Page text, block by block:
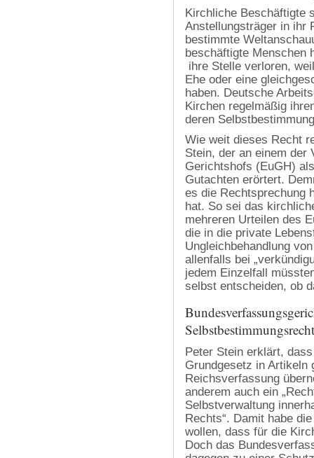
Kirchliche Beschäftigte
Anstellungsträger in ihr
bestimmte
beschäftigte Menschen
ihre Stelle verloren,
Ehe oder eine
haben. Deutsche
Kirchen regelmäßig
deren
Wie weit dieses Recht
Stein, der an einem der
Gerichtshofs (EuGH)
Gutachten erörtert.
es die Rechtsprechung
hat. So sei das
mehreren Urteilen des
die in die private
Ungleichbehandlung
allenfalls bei
jedem Einzelfall
selbst entscheiden, ob
Peter Stein erklärt,
Grundgesetz in Artikeln
Reichsverfassung
anderem auch ein
Selbstverwaltung
Rechts“. Damit habe
wollen, dass für die
Doch das